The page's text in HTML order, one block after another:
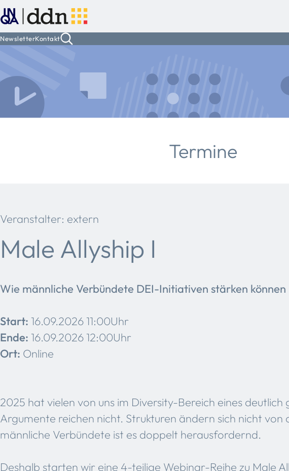
NewsletterKontakt
Termine
Veranstalter: extern
Male Allyship I
Wie männliche Verbündete DEI-Initiativen stärken können
Start: 16.09.2026 11:00Uhr
Ende: 16.09.2026 12:00Uhr
Ort: Online
2025 hat vielen von uns im Diversity-Bereich eines deutlich
Argumente reichen nicht. Strukturen ändern sich nicht von
männliche Verbündete ist es doppelt herausfordernd.
Deshalb starten wir eine 4-teilige Webinar-Reihe zu Male